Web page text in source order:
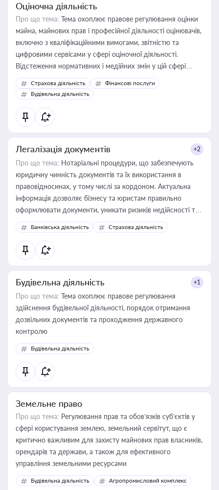
Оціночна діяльність
Про що тема: Тема охоплює правове регулювання оцінки
майна, майнових прав і професійної діяльності оцінювачів,
включно з кваліфікаційними вимогами, звітністю та
цифровими сервісами у сфері оціночної діяльності.
Відстеження нормативних і медійних змін у цій сфері
корисне для власника бізнесу, керівника, юриста або
бухгалтера під час оподаткування, приватизації, оренди
державного майна, корпоративних угод і перевірки
статусу суб'єктів оціночної діяльності
Страхова діяльність
Фінансові послуги
Будівельна діяльність
Легалізація документів +2
Про що тема: Нотаріальні процедури, що забезпечують
юридичну чинність документів та їх використання в
правовідносинах, у тому числі за кордоном. Актуальна
інформація дозволяє бізнесу та юристам правильно
оформлювати документи, уникати ризиків недійсності та
забезпечувати їх належне прийняття органами влади та
контрагентами
Банківська діяльність Страхова діяльність
Будівельна діяльність +1
Про що тема: Тема охоплює правове регулювання
здійснення будівельної діяльності, порядок отримання
дозвільних документів та проходження державного
контролю
Будівельна діяльність
Земельне право
Про що тема: Регулювання прав та обов’язків суб’єктів у
сфері користування землею, земельний сервітут, що є
критично важливим для захисту майнових прав власників,
орендарів та держави, а також для ефективного
управління земельними ресурсами
Будівельна діяльність Агропромисловий комплекс